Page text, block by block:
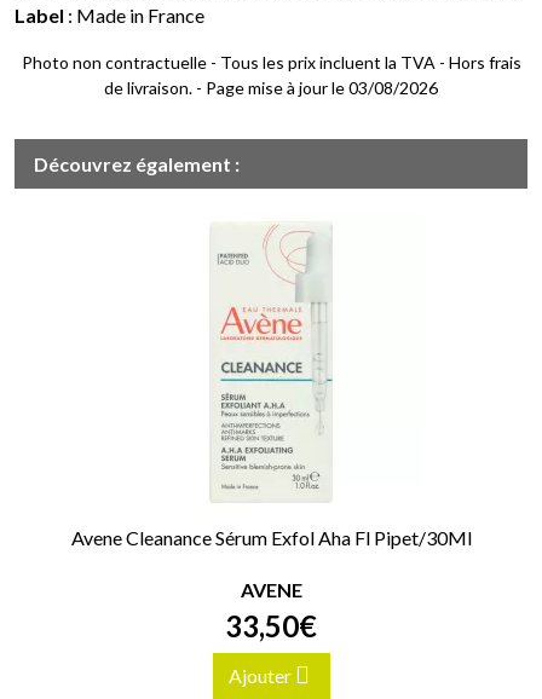
Label : Made in France
Photo non contractuelle - Tous les prix incluent la TVA - Hors frais
de livraison. - Page mise à jour le 03/08/2026
Découvrez également :
Avene Cleanance Sérum Exfol Aha Fl Pipet/30Ml
AVENE
33,50€
Ajouter